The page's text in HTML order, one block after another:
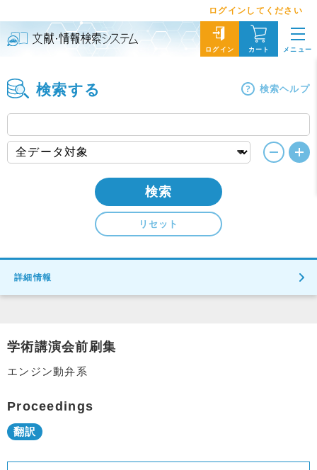
ログインしてください
ログイン カート メニュー
検索する 検索ヘルプ
検索
リセット
詳細情報
学術講演会前刷集
エンジン動弁系
Proceedings